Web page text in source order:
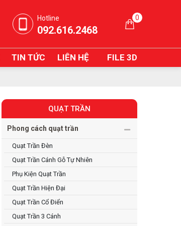
Hotline
092.616.2468
0
TIN TỨC LIÊN HỆ FILE 3D
QUẠT TRẦN
Phong cách quạt trần
Quạt Trần Đèn
Quạt Trần Cánh Gỗ Tự Nhiên
Phụ Kiện Quạt Trần
Quạt Trần Hiện Đại
Quạt Trần Cổ Điển
Quạt Trần 3 Cánh